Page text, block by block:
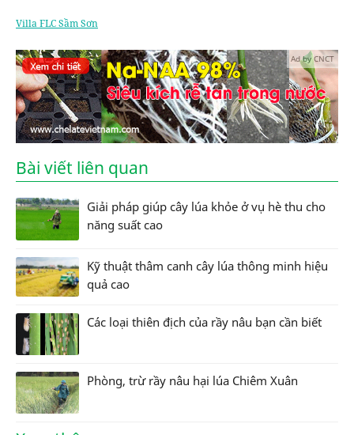
Villa FLC Sầm Sơn
Ad by CNCT
Bài viết liên quan
Giải pháp giúp cây lúa khỏe ở vụ hè thu cho
năng suất cao
Kỹ thuật thâm canh cây lúa thông minh hiệu
quả cao
Các loại thiên địch của rầy nâu bạn cần biết
Phòng, trừ rầy nâu hại lúa Chiêm Xuân